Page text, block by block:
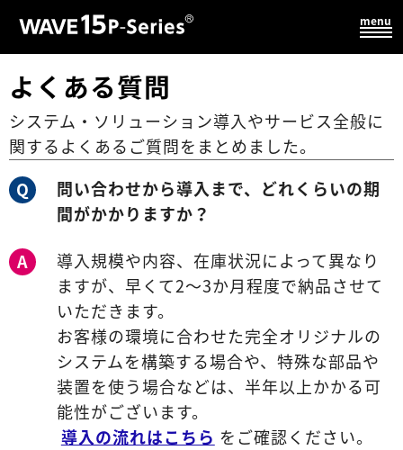
よくある質問
システム・ソリューション導入やサービス全般に
関するよくあるご質問をまとめました。
Q
問い合わせから導入まで、どれくらいの期
間がかかりますか？
A
導入規模や内容、在庫状況によって異なり
ますが、早くて2～3か月程度で納品させて
いただきます。
お客様の環境に合わせた完全オリジナルの
システムを構築する場合や、特殊な部品や
装置を使う場合などは、半年以上かかる可
能性がございます。
導入の流れはこちら をご確認ください。